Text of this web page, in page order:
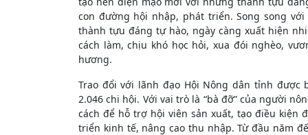
con đường hội nhập, phát triển. Song song
thành tựu đáng tự hào, ngày càng xuất hiện
cách làm, chịu khó học hỏi, xua đói nghèo,
hương.
Trao đổi với lãnh đạo Hội Nông dân tỉnh được
2.046 chi hội. Với vai trò là “bà đỡ” của người
cách để hỗ trợ hội viên sản xuất, tạo điều
triển kinh tế, nâng cao thu nhập. Từ đầu năm